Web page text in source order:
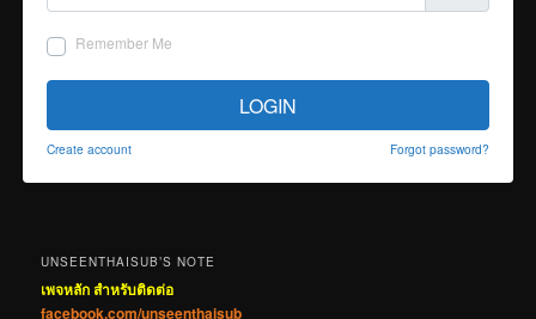
Remember Me
LOGIN
Create account Forgot password?
UNSEENTHAISUB’S NOTE
เพจหลัก สำหรับติดต่อ
facebook.com/unseenthaisub